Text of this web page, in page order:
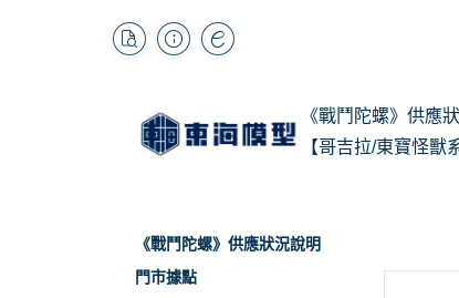
《戰鬥陀螺》供應
【哥吉拉/東寶怪獸
《戰鬥陀螺》供應狀況說明
門市據點